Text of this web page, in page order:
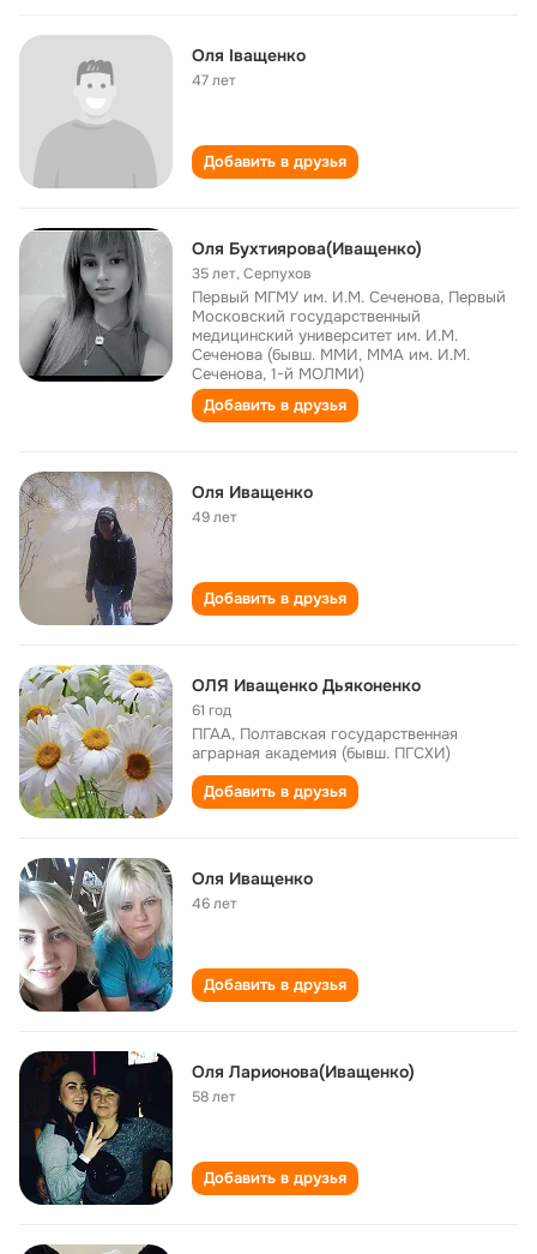
Оля Іващенко
47 лет
Добавить в друзья
Оля Бухтиярова(Иващенко)
35 лет,Серпухов
Первый МГМУ им. И.М. Сеченова, Первый
Московский государственный
медицинский университет им. И.М.
Сеченова (бывш. ММИ, ММА им. И.М.
Сеченова, 1-й МОЛМИ)
Добавить в друзья
Оля Иващенко
49 лет
Добавить в друзья
ОЛЯ Иващенко Дьяконенко
61 год
ПГАА, Полтавская государственная
аграрная академия (бывш. ПГСХИ)
Добавить в друзья
Оля Иващенко
46 лет
Добавить в друзья
Оля Ларионова(Иващенко)
58 лет
Добавить в друзья